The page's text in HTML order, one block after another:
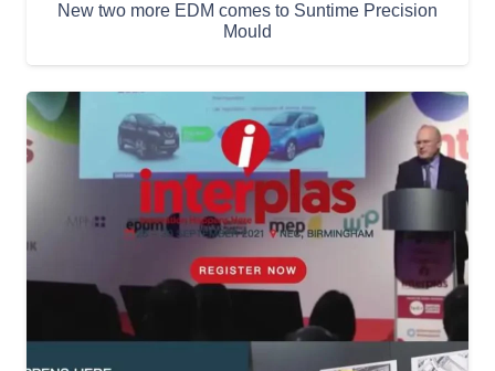
New two more EDM comes to Suntime Precision
Mould